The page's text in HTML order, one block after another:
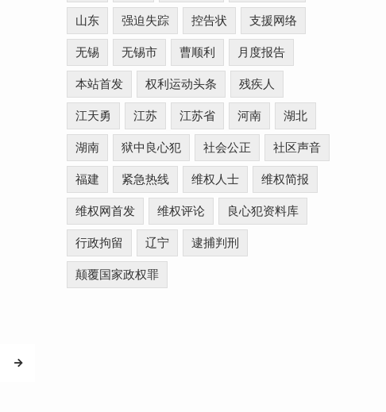
山东 强迫失踪 控告状 支援网络
无锡 无锡市 曹顺利 月度报告
本站首发 权利运动头条 残疾人
江天勇 江苏 江苏省 河南 湖北
湖南 狱中良心犯 社会公正 社区声音
福建 紧急热线 维权人士 维权简报
维权网首发 维权评论 良心犯资料库
行政拘留 辽宁 逮捕判刑
颠覆国家政权罪